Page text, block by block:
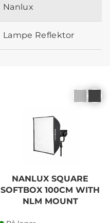
Nanlux
Lampe Reflektor
NANLUX SQUARE
SOFTBOX 100CM WITH
NLM MOUNT